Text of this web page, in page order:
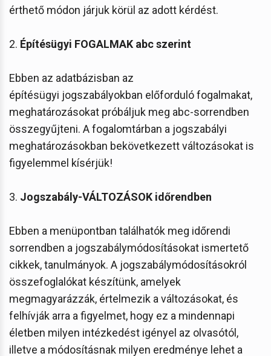
érthető módon járjuk körül az adott kérdést.
2. Építésügyi FOGALMAK abc szerint
Ebben az adatbázisban az
építésügyi jogszabályokban előforduló fogalmakat,
meghatározásokat próbáljuk meg abc-sorrendben
összegyűjteni. A fogalomtárban a jogszabályi
meghatározásokban bekövetkezett változásokat is
figyelemmel kísérjük!
3. Jogszabály-VÁLTOZÁSOK időrendben
Ebben a menüpontban találhatók meg időrendi
sorrendben a jogszabálymódosításokat ismertető
cikkek, tanulmányok. A jogszabálymódosításokról
összefoglalókat készítünk, amelyek
megmagyarázzák, értelmezik a változásokat, és
felhívják arra a figyelmet, hogy ez a mindennapi
életben milyen intézkedést igényel az olvasótól,
illetve a módosításnak milyen eredménye lehet a